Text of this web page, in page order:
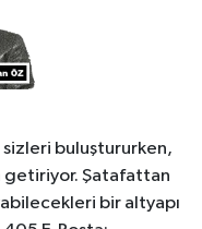
buluştururken,
getiriyor. Şatafattan
bir altyapı